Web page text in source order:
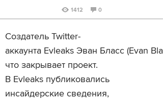
1412 0
Создатель Twitter-
аккаунта Evleaks Эван Бласс (Evan
что закрывает проект.
В Evleaks публиковались
инсайдерские сведения,